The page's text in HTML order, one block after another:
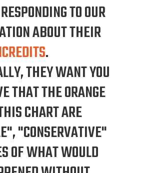
TO OUR
ABOUT THEIR
.
THEY WANT YOU
THAT THE ORANGE
CHART ARE
"CONSERVATIVE"
OF WHAT WOULD